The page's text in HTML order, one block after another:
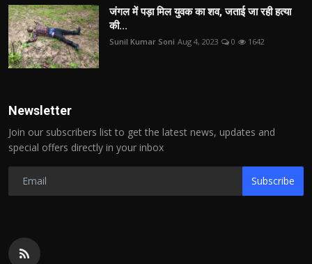
जंगल में पड़ा मिल युवक का शव, जताई जा रही हत्या
की...
Sunil Kumar Soni Aug 4, 2023 0 1642
Newsletter
Join our subscribers list to get the latest news, updates and
special offers directly in your inbox
Subscribe